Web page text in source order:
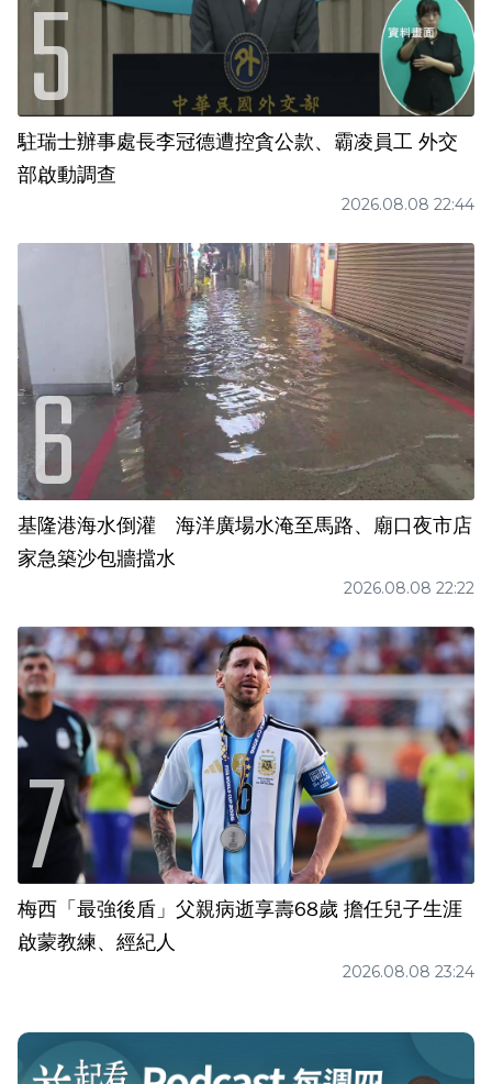
駐瑞士辦事處長李冠德遭控貪公款、霸凌員工 外交
部啟動調查
2026.08.08 22:44
基隆港海水倒灌 海洋廣場水淹至馬路、廟口夜市店
家急築沙包牆擋水
2026.08.08 22:22
梅西「最強後盾」父親病逝享壽68歲 擔任兒子生涯
啟蒙教練、經紀人
2026.08.08 23:24